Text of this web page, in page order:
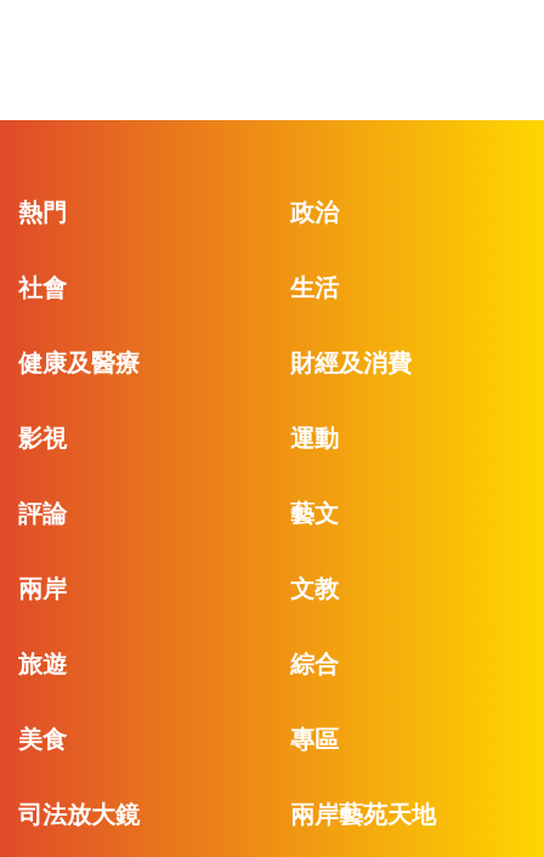
熱門 政治
社會 生活
健康及醫療 財經及消費
影視 運動
評論 藝文
兩岸 文教
旅遊 綜合
美食 專區
司法放大鏡 兩岸藝苑天地